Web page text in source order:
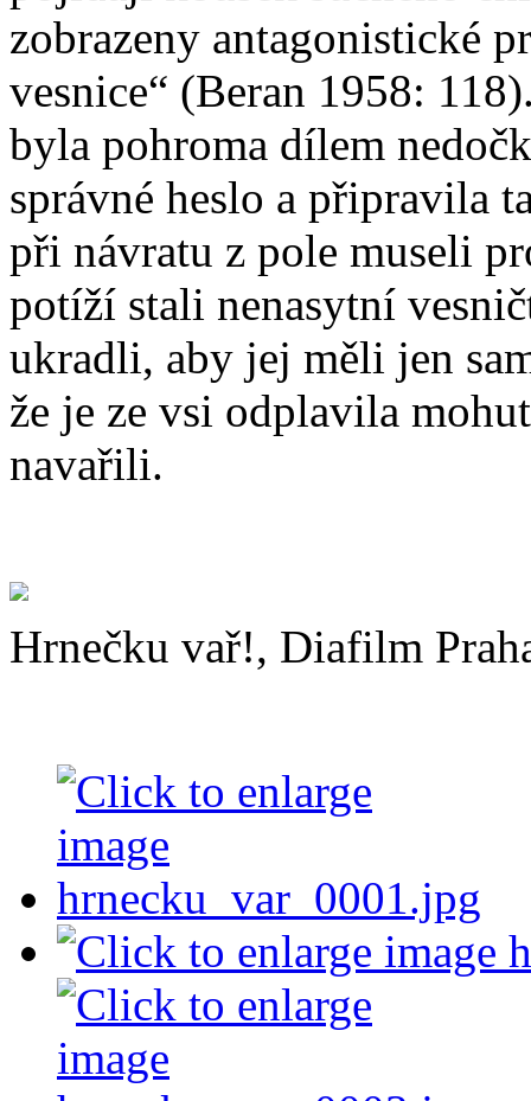
zobrazeny antagonistické
vesnice“ (Beran 1958:
byla pohroma dílem
správné heslo a připravila
při návratu z pole museli
potíží stali nenasytní
ukradli, aby jej měli jen
že je ze vsi odplavila
navařili.
Hrnečku vař!, Diafilm